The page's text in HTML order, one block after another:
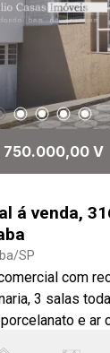
750.000,00 V
á venda,
SP
com
3 salas
e ar